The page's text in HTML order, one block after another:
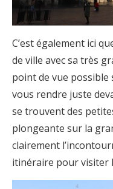
C’est également ici
de ville avec sa très
point de vue possible
vous rendre juste
se trouvent des
plongeante sur la
clairement
itinéraire pour visiter